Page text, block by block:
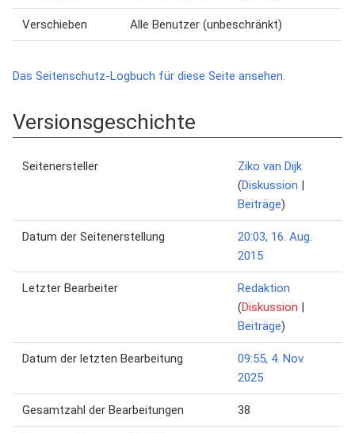
Verschieben Alle Benutzer (unbeschränkt)
Das Seitenschutz-Logbuch für diese Seite ansehen.
Versionsgeschichte
Seitenersteller
Ziko van Dijk
(Diskussion |
Beiträge)
Datum der Seitenerstellung
20:03, 16. Aug.
2015
Letzter Bearbeiter
Redaktion
(Diskussion |
Beiträge)
Datum der letzten Bearbeitung
09:55, 4. Nov.
2025
Gesamtzahl der Bearbeitungen 38